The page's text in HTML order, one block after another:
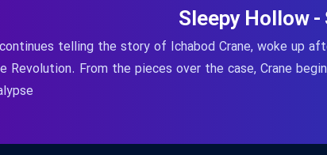
Sleepy Hollow -
telling the story of Ichabod Crane, woke up
Revolution. From the pieces over the case, Crane